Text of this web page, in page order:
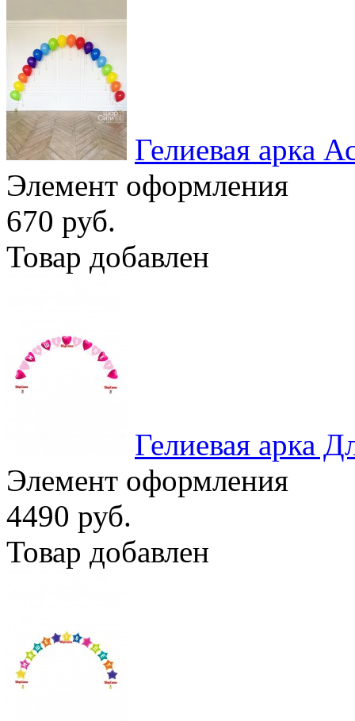
Гелиевая арка
Элемент оформления
670 руб.
Товар добавлен
Гелиевая арка
Элемент оформления
4490 руб.
Товар добавлен